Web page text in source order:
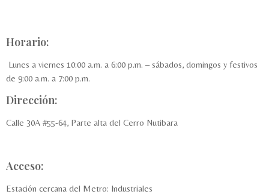
Horario:
Lunes a viernes 10:00 a.m. a 6:00 p.m. – sábados, domingos y festivos
de 9:00 a.m. a 7:00 p.m.
Dirección:
Calle 30A #55-64, Parte alta del Cerro Nutibara
Acceso:
Estación cercana del Metro: Industriales